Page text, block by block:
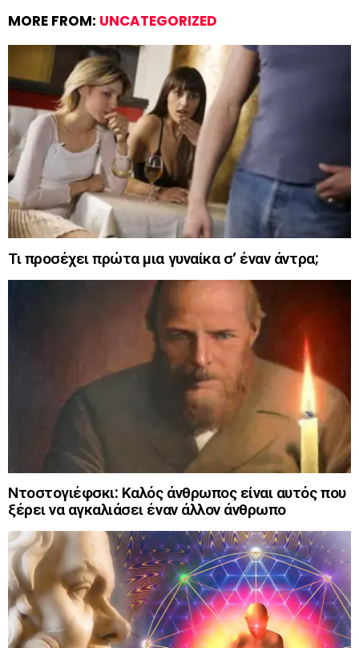
MORE FROM: UNCATEGORIZED
Τι προσέχει πρώτα μια γυναίκα σ’ έναν άντρα;
Ντοστογιέφσκι: Καλός άνθρωπος είναι αυτός που
ξέρει να αγκαλιάσει έναν άλλον άνθρωπο